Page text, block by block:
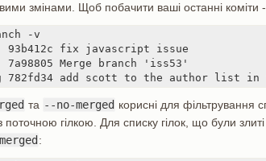
змінами. Щоб побачити ваші останні коміти -
-v
93b412c fix javascript issue
7a98805 Merge branch 'iss53'
782fd34 add scott to the author list in
та --no-merged корисні для фільтрування
поточною гілкою. Для списку гілок, що були
: